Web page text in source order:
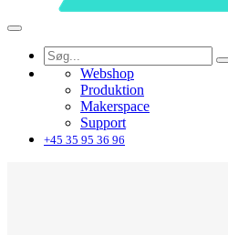
Webshop
Produktion
Makerspace
Support
+45 35 95 36 96